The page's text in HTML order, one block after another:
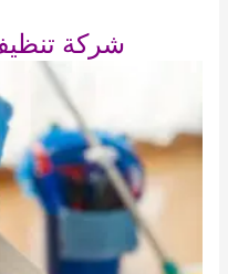
شركة